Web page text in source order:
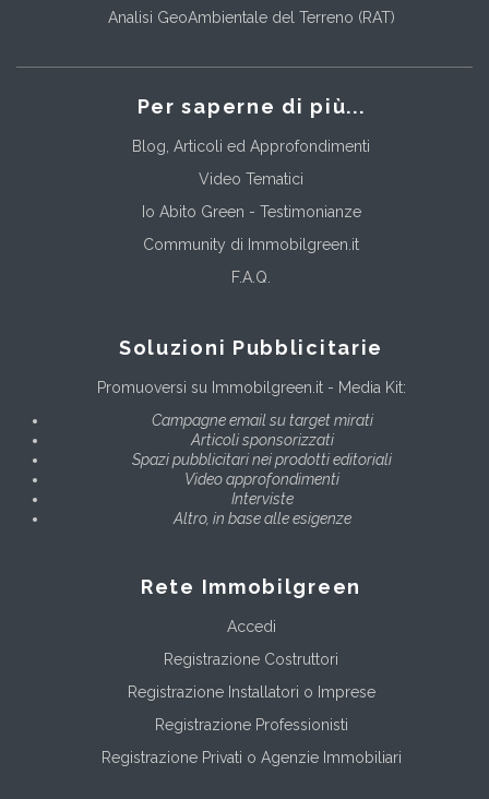
Analisi GeoAmbientale del Terreno (RAT)
Per saperne di più...
Blog, Articoli ed Approfondimenti
Video Tematici
Io Abito Green - Testimonianze
Community di Immobilgreen.it
F.A.Q.
Soluzioni Pubblicitarie
Promuoversi su Immobilgreen.it - Media Kit:
Campagne email su target mirati
Articoli sponsorizzati
Spazi pubblicitari nei prodotti editoriali
Video approfondimenti
Interviste
Altro, in base alle esigenze
Rete Immobilgreen
Accedi
Registrazione Costruttori
Registrazione Installatori o Imprese
Registrazione Professionisti
Registrazione Privati o Agenzie Immobiliari